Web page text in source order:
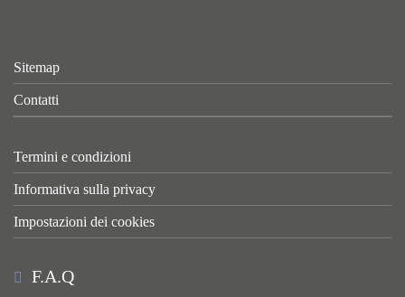
Sitemap
Contatti
Termini e condizioni
Informativa sulla privacy
Impostazioni dei cookies
F.A.Q